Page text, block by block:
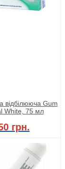
відбілююча Gum
White, 75 мл
грн.